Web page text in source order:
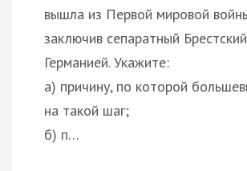
вышла из Первой мировой
заключив сепаратный
Германией. Укажите:
а) причину, по которой
на такой шаг;
б) п…